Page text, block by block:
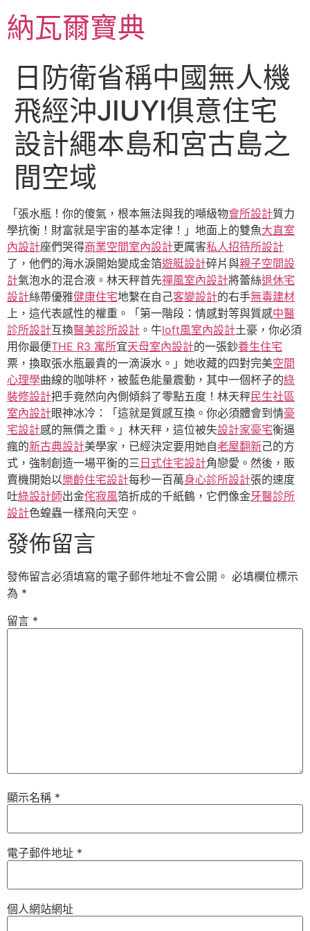
至
主納瓦爾寶典
日防衛省稱中國無人機
飛經沖JIUYI俱意住宅
設計繩本島和宮古島之
間空域
「張水瓶！你的傻氣，根本無法與我的噸級物會所設計質力
學抗衡！財富就是宇宙的基本定律！」地面上的雙魚大直室
內設計座們哭得商業空間室內設計更厲害私人招待所設計
了，他們的海水淚開始變成金箔遊艇設計碎片與親子空間設
計氣泡水的混合液。林天秤首先禪風室內設計將蕾絲退休宅
設計絲帶優雅健康住宅地繫在自己客變設計的右手無毒建材
上，這代表感性的權重。「第一階段：情感對等與質感中醫
診所設計互換醫美診所設計 。牛loft風室內設計土豪，你必須
用你最便THE R3 寓所宜天母室內設計的一張鈔養生住宅
票，換取張水瓶最貴的一滴淚水。」她收藏的四對完美空間
心理學曲線的咖啡杯，被藍色能量震動，其中一個杯子的綠
裝修設計把手竟然向內側傾斜了零點五度！林天秤民生社區
室內設計眼神冰冷：「這就是質感互換。你必須體會到情豪
宅設計感的無價之重。」林天秤，這位被失設計家豪宅衡逼
瘋的新古典設計美學家，已經決定要用她自老屋翻新己的方
式，強制創造一場平衡的三 日式住宅設計角戀愛。然後，販
賣機開始以樂齡住宅設計每秒一百萬身心診所設計張的速度
吐綠設計師出金侘寂風箔折成的千紙鶴，它們像金牙醫診所
設計色蝗蟲一樣飛向天空。
發佈留言
發佈留言必須填寫的電子郵件地址不會公開。 必填欄位標示
為 *
留言 *
顯示名稱 *
電子郵件地址 *
個人網站網址